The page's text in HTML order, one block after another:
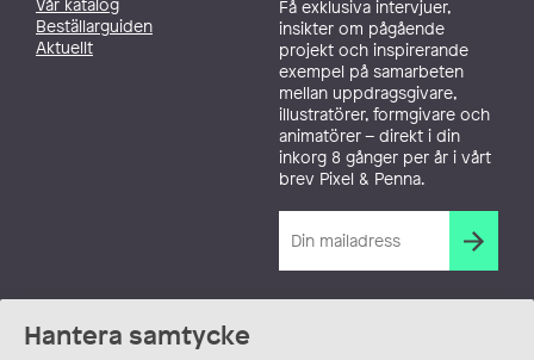
Hantera samtycke
Beställarguiden
Aktuellt
Få exklusiva intervjuer,
insikter om pågående
projekt och inspirerande
exempel på samarbeten
mellan uppdragsgivare,
illustratörer, formgivare och
animatörer – direkt i din
inkorg 8 gånger per år i vårt
brev Pixel & Penna.